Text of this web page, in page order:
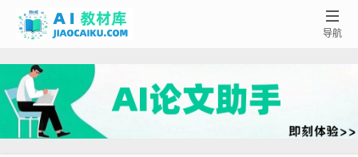

导航